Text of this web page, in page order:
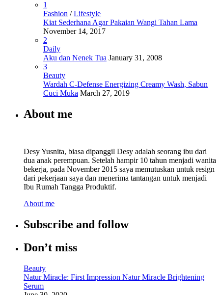
1
Fashion /Lifestyle
Kiat Sederhana Agar Pakaian Wangi Tahan Lama
November 14, 2017
2
Daily
Aku dan Nenek Tua January 31, 2008
3
Beauty
Wardah C-Defense Energizing Creamy Wash, Sabun
Cuci Muka March 27, 2019
About me
Desy Yusnita, biasa dipanggil Desy adalah seorang ibu dari
dua anak perempuan. Setelah hampir 10 tahun menjadi wanita
bekerja, pada November 2015 saya memutuskan untuk resign
dari pekerjaan saya dan menerima tantangan untuk menjadi
Ibu Rumah Tangga Produktif.
About me
Subscribe and follow
Don’t miss
Beauty
Natur Miracle: First Impression Natur Miracle Brightening
Serum